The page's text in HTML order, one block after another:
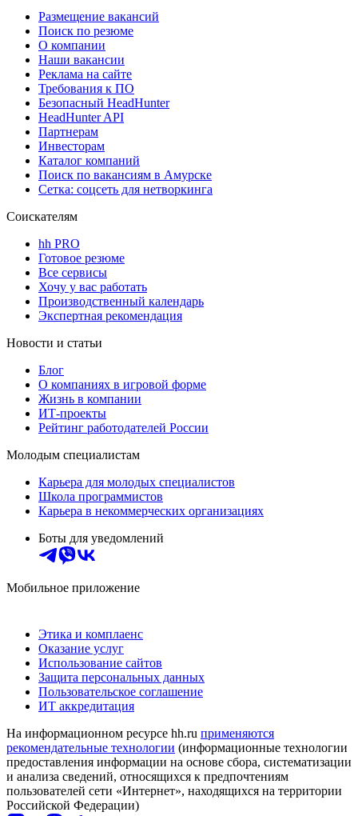
Размещение вакансий
Поиск по резюме
О компании
Наши вакансии
Реклама на сайте
Требования к ПО
Безопасный HeadHunter
HeadHunter API
Партнерам
Инвесторам
Каталог компаний
Поиск по вакансиям в Амурске
Сетка: соцсеть для нетворкинга
Соискателям
hh PRO
Готовое резюме
Все сервисы
Хочу у вас работать
Производственный календарь
Экспертная рекомендация
Новости и статьи
Блог
О компаниях в игровой форме
Жизнь в компании
ИТ-проекты
Рейтинг работодателей России
Молодым специалистам
Карьера для молодых специалистов
Школа программистов
Карьера в некоммерческих организациях
Боты для уведомлений
Мобильное приложение
Этика и комплаенс
Оказание услуг
Использование сайтов
Защита персональных данных
Пользовательское соглашение
ИТ аккредитация
На информационном ресурсе hh.ru применяются
рекомендательные технологии (информационные технологии
предоставления информации на основе сбора, систематизации
и анализа сведений, относящихся к предпочтениям
пользователей сети «Интернет», находящихся на территории
Российской Федерации)